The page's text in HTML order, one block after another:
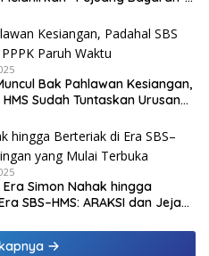
Bak Pahlawan Kesiangan,
Sudah Tuntaskan Urusan
Simon Nahak hingga
SBS–HMS: ARAKSI dan Jejak